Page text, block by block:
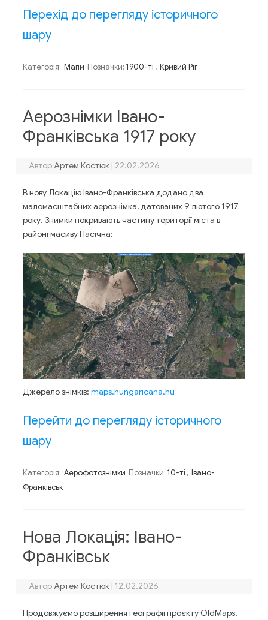
Перехід до перегляду історичного
шару
Категорія: Мапи Позначки: 1900-ті , Кривий Ріг
Аерознімки Івано-
Франківська 1917 року
Автор Артем Костюк | 22.02.2026
В нову Локацію Івано-Франківська додано два
маломасштабних аерознімка, датованих 9 лютого 1917
року. Знимки покривають частину території міста в
районі масиву Пасічна:
Джерело знімків: maps.hungaricana.hu
Перейти до перегляду історичного
шару
Категорія: Аерофотознімки Позначки: 10-ті , Івано-
Франківськ
Нова Локація: Івано-
Франківськ
Автор Артем Костюк | 12.02.2026
Продовжуємо розширення географії проєкту OldMaps.